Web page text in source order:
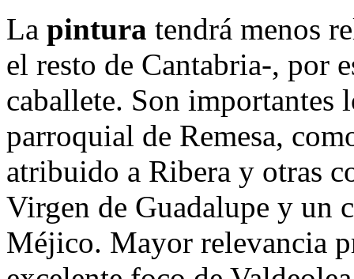
La pintura tendrá menos
el resto de Cantabria-, por
caballete. Son importantes
parroquial de Remesa,
atribuido a Ribera y otras
Virgen de Guadalupe y un
Méjico. Mayor relevancia